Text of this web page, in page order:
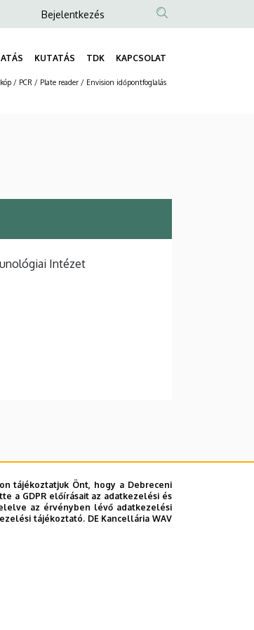
Anonim
fiók
Bejelentkezés
KUTATÁS TDK KAPCSOLAT
/ PCR / Plate reader / Envision időpontfoglalás
Intézet
tájékoztatjuk Önt, hogy a Debreceni
a GDPR előírásait az adatkezelési és
az érvényben lévő adatkezelési
tájékoztató. DE Kancellária WAV